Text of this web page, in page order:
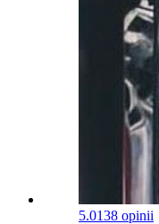
5.0138 opinii